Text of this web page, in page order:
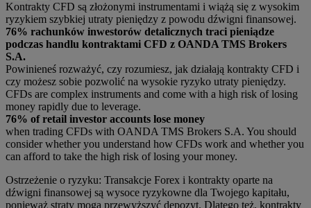
Kontrakty CFD są złożonymi instrumentami i wiążą się z wysokim
ryzykiem szybkiej utraty pieniędzy z powodu dźwigni finansowej.
76% rachunków inwestorów detalicznych traci pieniądze
podczas handlu kontraktami CFD z OANDA TMS Brokers
S.A.
Powinieneś rozważyć, czy rozumiesz, jak działają kontrakty CFD i
czy możesz sobie pozwolić na wysokie ryzyko utraty pieniędzy.
CFDs are complex instruments and come with a high risk of losing
money rapidly due to leverage.
76% of retail investor accounts lose money
when trading CFDs with OANDA TMS Brokers S.A. You should
consider whether you understand how CFDs work and whether you
can afford to take the high risk of losing your money.
Ostrzeżenie o ryzyku: Transakcje Forex i kontrakty oparte na
dźwigni finansowej są wysoce ryzykowne dla Twojego kapitału,
ponieważ straty mogą przewyższyć depozyt. Dlatego też, kontrakty